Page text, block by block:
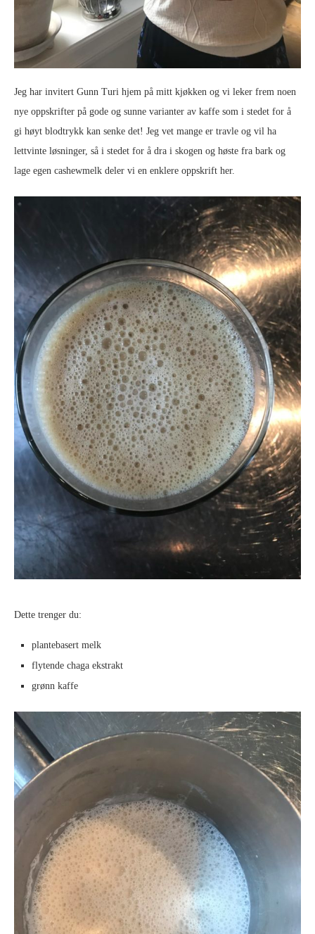
Jeg har invitert Gunn Turi hjem på mitt kjøkken og vi leker frem noen
nye oppskrifter på gode og sunne varianter av kaffe som i stedet for å
gi høyt blodtrykk kan senke det! Jeg vet mange er travle og vil ha
lettvinte løsninger, så i stedet for å dra i skogen og høste fra bark og
lage egen cashewmelk deler vi en enklere oppskrift her.
Dette trenger du:
plantebasert melk
flytende chaga ekstrakt
grønn kaffe